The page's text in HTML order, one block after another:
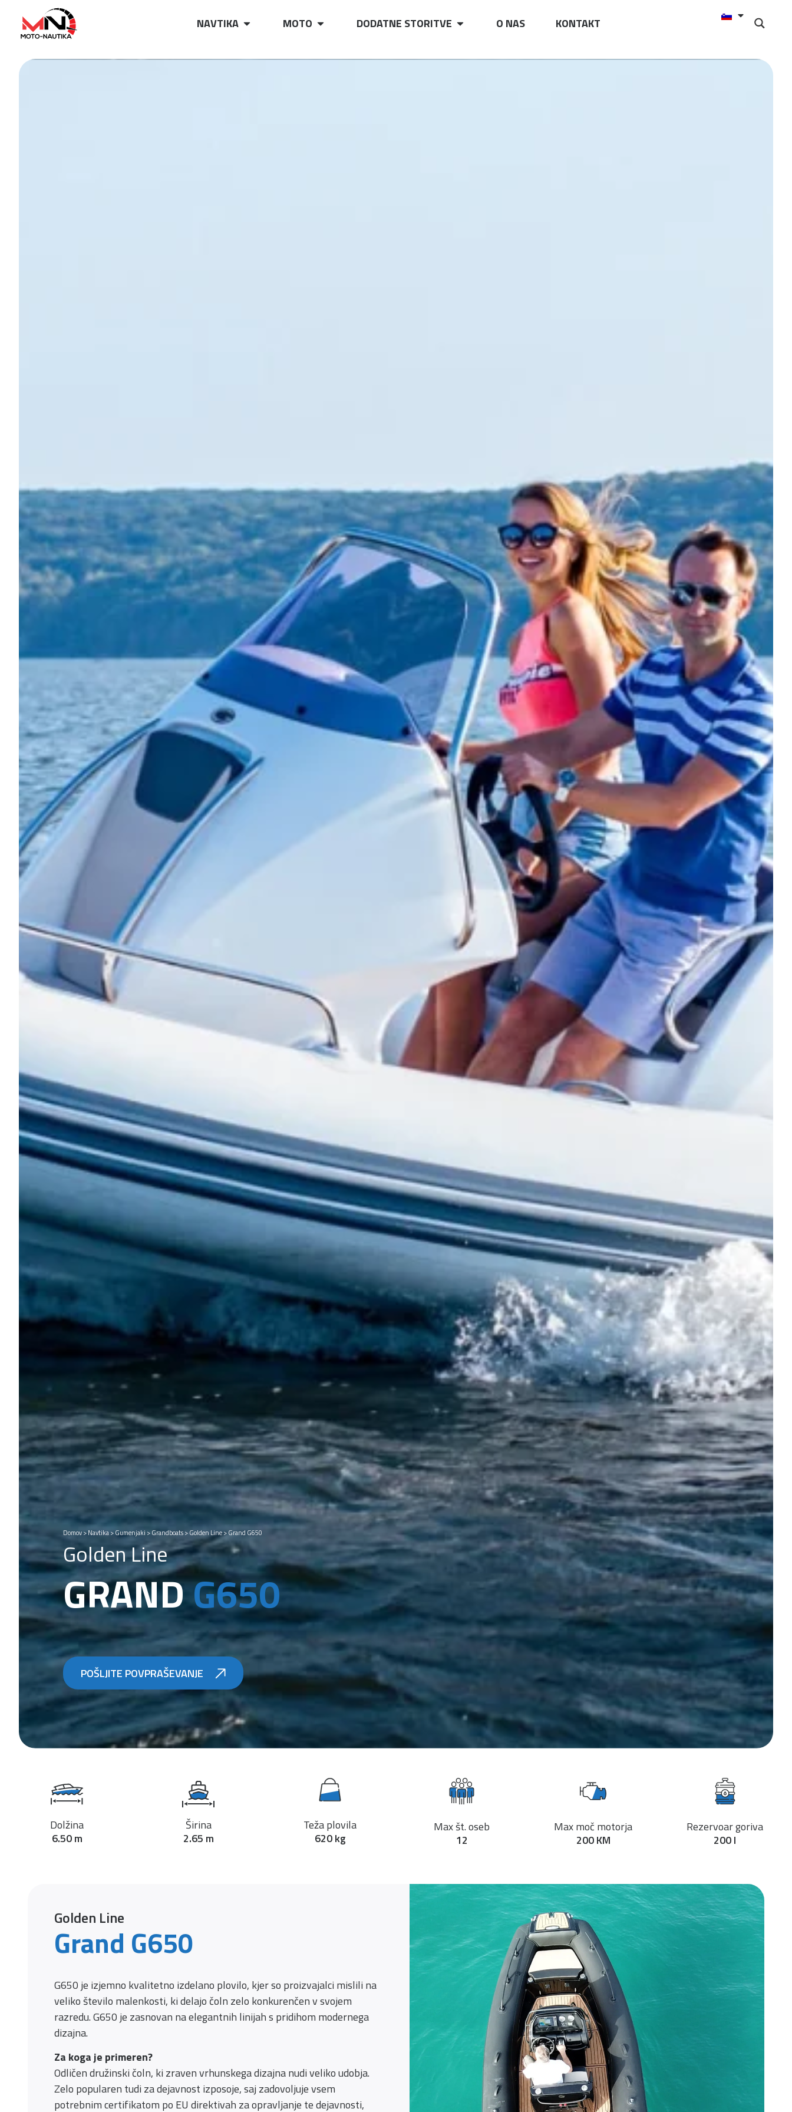
NAVTIKA MOTO DODATNE STORITVE O NAS KONTAKT
Domov>Navtika>Gumenjaki >Grandboats>Golden Line>Grand G650
Golden Line
GRANDG650
POŠLJITE POVPRAŠEVANJE
Dolžina
6.50 m
Širina
2.65 m
Teža plovila
620 kg
Max št. oseb
12
Max moč motorja
200 KM
Rezervoar goriva
200 l
Golden Line
Grand G650
G650 je izjemno kvalitetno izdelano plovilo, kjer so proizvajalci mislili na
veliko število malenkosti, ki delajo čoln zelo konkurenčen v svojem
razredu. G650 je zasnovan na elegantnih linijah s pridihom modernega
dizajna.
Za koga je primeren?
Odličen družinski čoln, ki zraven vrhunskega dizajna nudi veliko udobja.
Zelo popularen tudi za dejavnost izposoje, saj zadovoljuje vsem
potrebnim certifikatom po EU direktivah za opravljanje te dejavnosti,